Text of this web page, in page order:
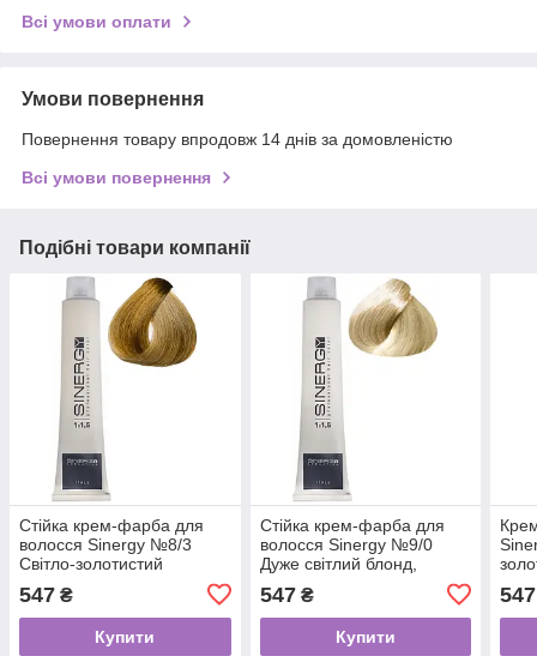
Всі умови оплати
Умови повернення
Повернення товару впродовж 14 днів за домовленістю
Всі умови повернення
Подібні товари компанії
Стійка крем-фарба для
волосся Sinergy №8/3
Світло-золотистий
547 ₴
Купити
Стійка крем-фарба для
волосся Sinergy №9/0
Дуже світлий блонд,
547₴
Купити
547